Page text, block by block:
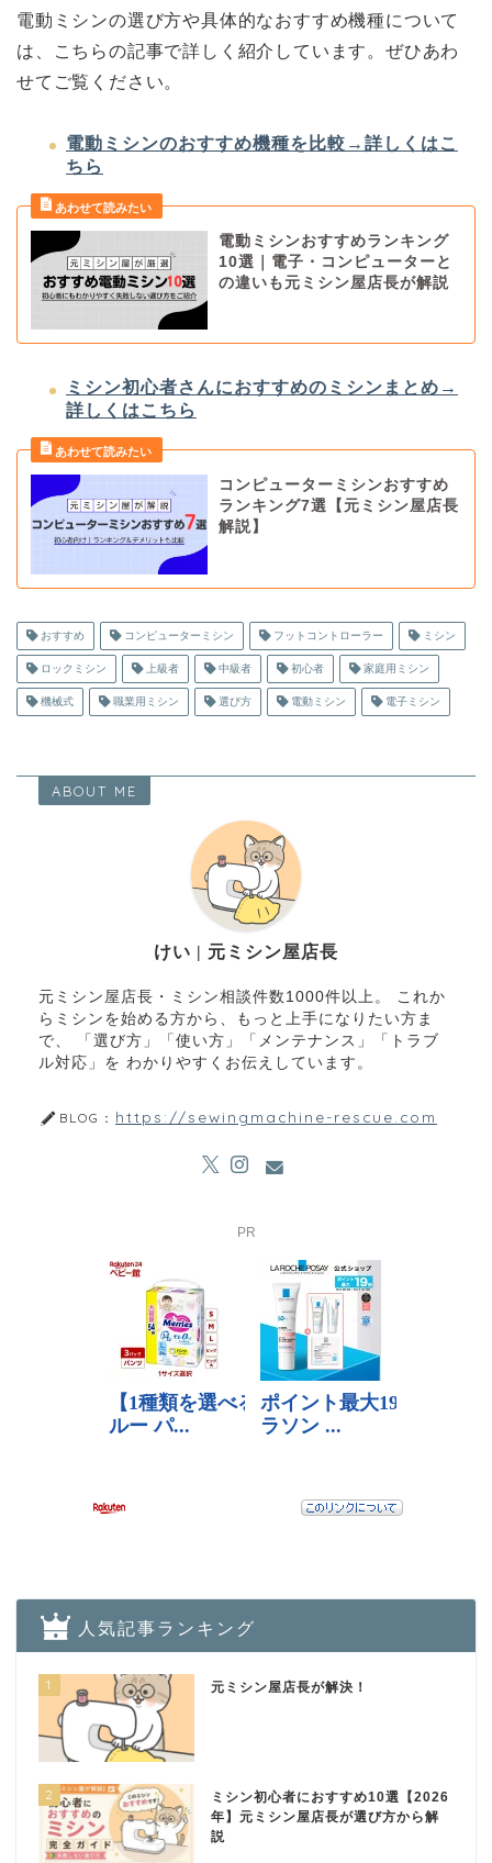
電動ミシンの選び方や具体的なおすすめ機種について
は、こちらの記事で詳しく紹介しています。ぜひあわ
せてご覧ください。
電動ミシンのおすすめ機種を比較→詳しくはこ
ちら
電動ミシンおすすめランキング
10選｜電子・コンピューターと
の違いも元ミシン屋店長が解説
ミシン初心者さんにおすすめのミシンまとめ→
詳しくはこちら
コンピューターミシンおすすめ
ランキング7選【元ミシン屋店長
解説】
おすすめ コンピューターミシン フットコントローラー ミシン
ロックミシン 上級者 中級者 初心者 家庭用ミシン
機械式 職業用ミシン 選び方 電動ミシン 電子ミシン
ABOUT ME
けい | 元ミシン屋店長
元ミシン屋店長・ミシン相談件数1000件以上。 これか
らミシンを始める方から、もっと上手になりたい方ま
で、 「選び方」「使い方」「メンテナンス」「トラブ
ル対応」を わかりやすくお伝えしています。
BLOG： https://sewingmachine-rescue.com
PR
人気記事ランキング
1 元ミシン屋店長が解決！
2
ミシン初心者におすすめ10選【2026
年】元ミシン屋店長が選び方から解
説